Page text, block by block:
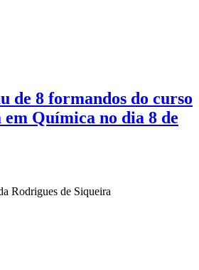
de 8 formandos do curso
Química no dia 8 de
Rodrigues de Siqueira